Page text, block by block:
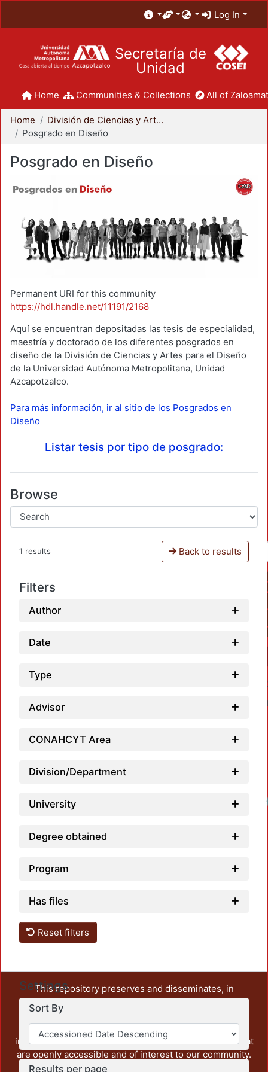
Log In
Secretaría de
Unidad
Home Communities & Collections All of
Home
División de Ciencias y Artes para el Diseño
Posgrado en Diseño
Posgrado en Diseño
Permanent URI for this community
https://hdl.handle.net/11191/2168
Aquí se encuentran depositadas las tesis de especialidad,
maestría y doctorado de los diferentes posgrados en
diseño de la División de Ciencias y Artes para el Diseño
de la Universidad Autónoma Metropolitana, Unidad
Azcapotzalco.
Para más información, ir al sitio de los Posgrados en
Diseño
Listar tesis por tipo de posgrado:
Browse
1 results Back to results
Filters
Author
Date
Type
Advisor
CONAHCYT Area
Division/Department
University
Degree obtained
Program
Has files
Reset filters
Settings
Sort By
Results per page
This repository preserves and disseminates, in
unrestricted open access, the teaching and research
output of UAM Azcapotzalco. It also includes some
administrative and graphic documents from the
institution, as well as content from other institutions that
are openly accessible and of interest to our community.